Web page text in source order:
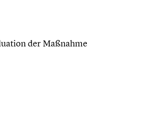
der Maßnahme